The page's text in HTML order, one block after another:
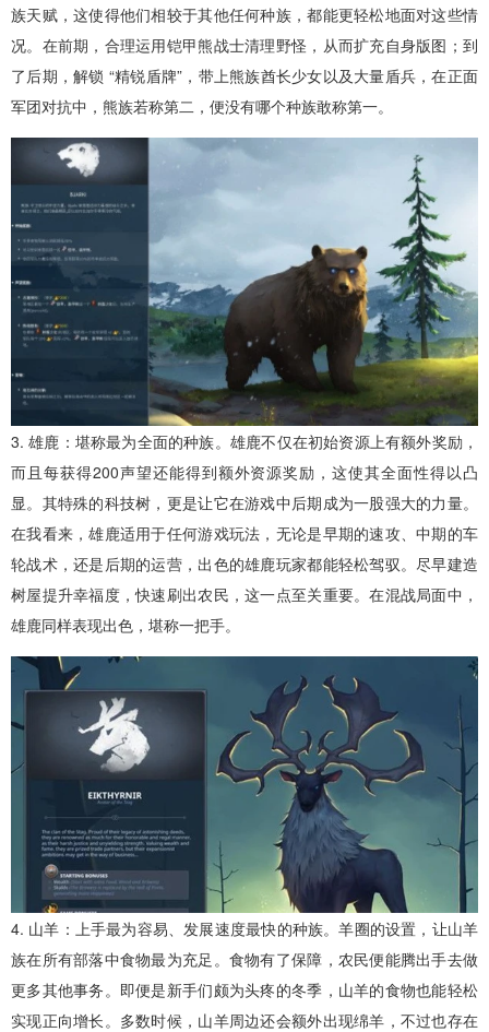
族天赋，这使得他们相较于其他任何种族，都能更轻松地面对这些情
况。在前期，合理运用铠甲熊战士清理野怪，从而扩充自身版图；到
了后期，解锁 “精锐盾牌”，带上熊族酋长少女以及大量盾兵，在正面
军团对抗中，熊族若称第二，便没有哪个种族敢称第一。
3. 雄鹿：堪称最为全面的种族。雄鹿不仅在初始资源上有额外奖励，
而且每获得200声望还能得到额外资源奖励，这使其全面性得以凸
显。其特殊的科技树，更是让它在游戏中后期成为一股强大的力量。
在我看来，雄鹿适用于任何游戏玩法，无论是早期的速攻、中期的车
轮战术，还是后期的运营，出色的雄鹿玩家都能轻松驾驭。尽早建造
树屋提升幸福度，快速刷出农民，这一点至关重要。在混战局面中，
雄鹿同样表现出色，堪称一把手。
4. 山羊：上手最为容易、发展速度最快的种族。羊圈的设置，让山羊
族在所有部落中食物最为充足。食物有了保障，农民便能腾出手去做
更多其他事务。即便是新手们颇为头疼的冬季，山羊的食物也能轻松
实现正向增长。多数时候，山羊周边还会额外出现绵羊，不过也存在